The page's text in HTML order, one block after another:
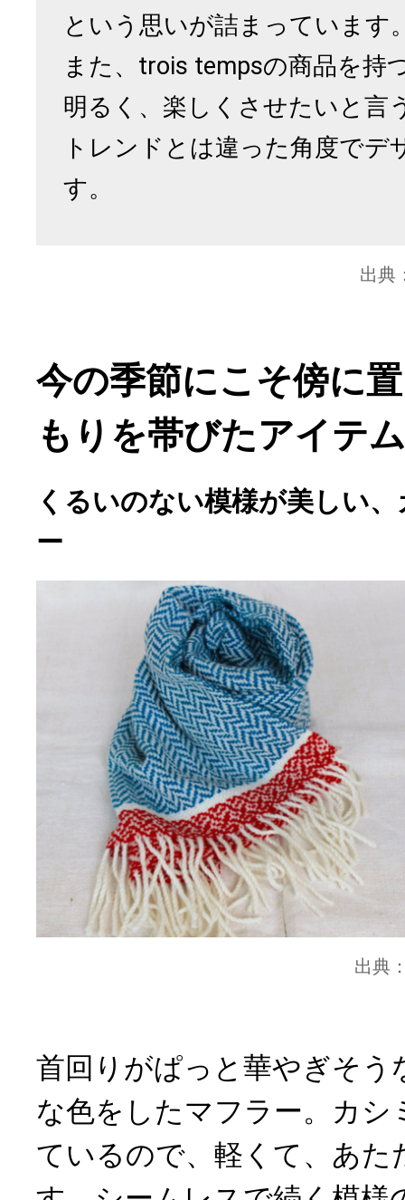
という思いが詰まっています
また、trois tempsの商品を持
明るく、楽しくさせたいと言
トレンドとは違った角度でデ
す。
出典
今の季節にこそ傍に
もりを帯びたアイテ
くるいのない模様が美しい
ー
出典
首回りがぱっと華やぎそう
な色をしたマフラー。カシ
ているので、軽くて、あた